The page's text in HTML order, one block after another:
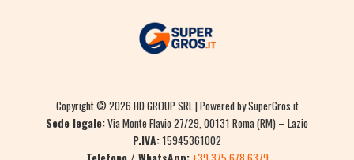
Copyright © 2026 HD GROUP SRL | Powered by SuperGros.it
Sede legale:Via Monte Flavio 27/29, 00131 Roma (RM) – Lazio
P.IVA:15945361002